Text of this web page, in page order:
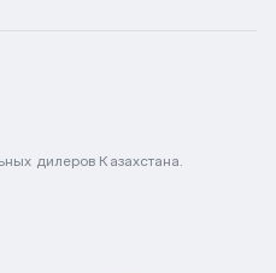
дилеров Казахстана.